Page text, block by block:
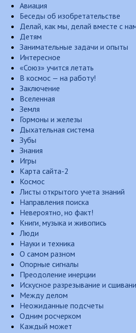
Авиация
Беседы об изобретательстве
Делай, как мы, делай вместе с
Детям
Занимательные задачи и опыты
Интересное
«Союз» учится летать
В космос — на работу!
Заключение
Вселенная
Земля
Гормоны и железы
Дыхательная система
Зубы
Знания
Игры
Карта сайта-2
Космос
Листы открытого учета знаний
Направления поиска
Невероятно, но факт!
Книги, музыка и живопись
Люди
Науки и техника
О самом разном
Опорные сигналы
Преодоление инерции
Искусное разрезывание и
Между делом
Неожиданные подсчеты
Одним росчерком
Каждый может